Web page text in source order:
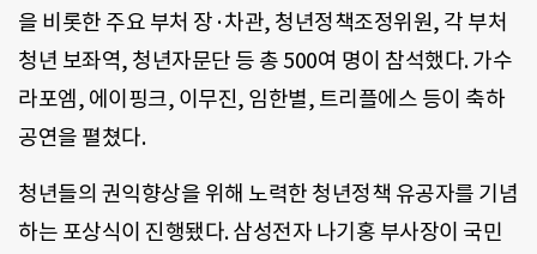
을 비롯한 주요 부처 장·차관, 청년정책조정위원, 각 부처
청년 보좌역, 청년자문단 등 총 500여 명이 참석했다. 가수
라포엠, 에이핑크, 이무진, 임한별, 트리플에스 등이 축하
공연을 펼쳤다.
청년들의 권익향상을 위해 노력한 청년정책 유공자를 기념
하는 포상식이 진행됐다. 삼성전자 나기홍 부사장이 국민